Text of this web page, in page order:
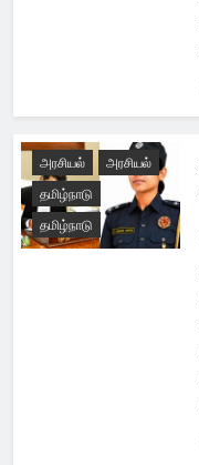
அரசியல்
அரசியல்
தமிழ்நாடு
தமிழ்நாடு